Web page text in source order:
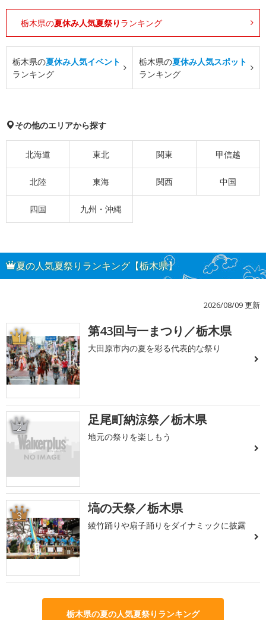
栃木県の夏休み人気夏祭り ランキング
栃木県の夏休み人気イベント
ランキング
栃木県の夏休み人気スポット
ランキング
その他のエリアから探す
北海道 東北 関東 甲信越
北陸 東海 関西 中国
四国 九州・沖縄
夏の人気夏祭りランキング【栃木県】
2026/08/09 更新
1 第43回与一まつり／栃木県
大田原市内の夏を彩る代表的な祭り
2 足尾町納涼祭／栃木県
地元の祭りを楽しもう
3 塙の天祭／栃木県
綾竹踊りや扇子踊りをダイナミックに披露
栃木県の夏の人気夏祭りランキング